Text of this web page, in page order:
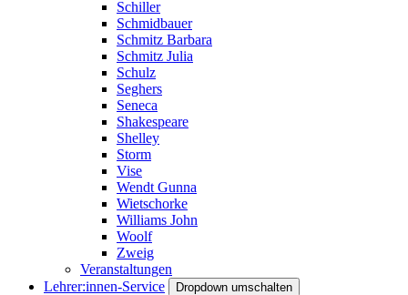
Schiller
Schmidbauer
Schmitz Barbara
Schmitz Julia
Schulz
Seghers
Seneca
Shakespeare
Shelley
Storm
Vise
Wendt Gunna
Wietschorke
Williams John
Woolf
Zweig
Veranstaltungen
Lehrer:innen-Service
Dropdown umschalten